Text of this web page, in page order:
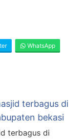
WhatsApp
terbagus di
bekasi
terbagus di